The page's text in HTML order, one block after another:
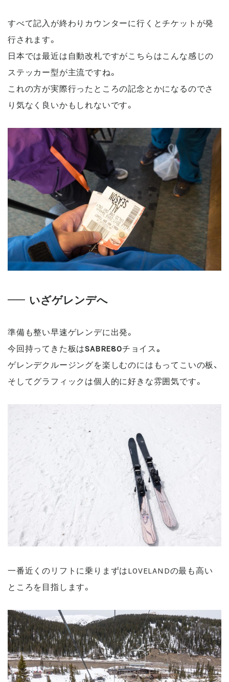
すべて記入が終わりカウンターに行くとチケットが発
行されます。
日本では最近は自動改札ですがこちらはこんな感じの
ステッカー型が主流ですね。
これの方が実際行ったところの記念とかになるのでさ
り気なく良いかもしれないです。
いざゲレンデへ
準備も整い早速ゲレンデに出発。
今回持ってきた板はSABRE80チョイス。
ゲレンデクルージングを楽しむのにはもってこいの板、
そしてグラフィックは個人的に好きな雰囲気です。
一番近くのリフトに乗りまずはLOVELANDの最も高い
ところを目指します。